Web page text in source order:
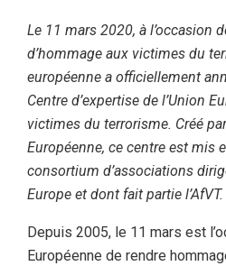
Le 11 mars 2020, à l’occasion
d’hommage aux victimes du
européenne a officiellement
Centre d’expertise de l’Union
victimes du terrorisme. Créé
Européenne, ce centre est mis
consortium d’associations
Europe et dont fait partie l’AfVT.
Depuis 2005, le 11 mars est
Européenne de rendre